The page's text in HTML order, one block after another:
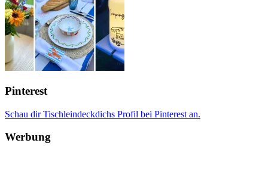
Pinterest
Schau dir Tischleindeckdichs Profil bei Pinterest an.
Werbung